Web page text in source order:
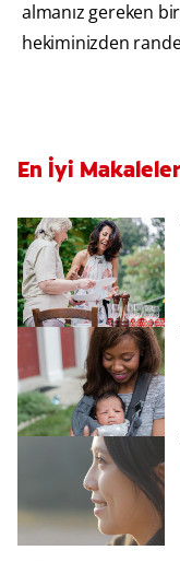
almanız gereken
hekiminizden
En İyi Makaleler